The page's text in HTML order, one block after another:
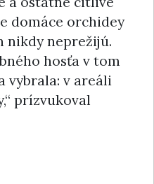
domáce orchidey
nikdy neprežijú.
hosťa v tom
vybrala: v areáli
prízvukoval